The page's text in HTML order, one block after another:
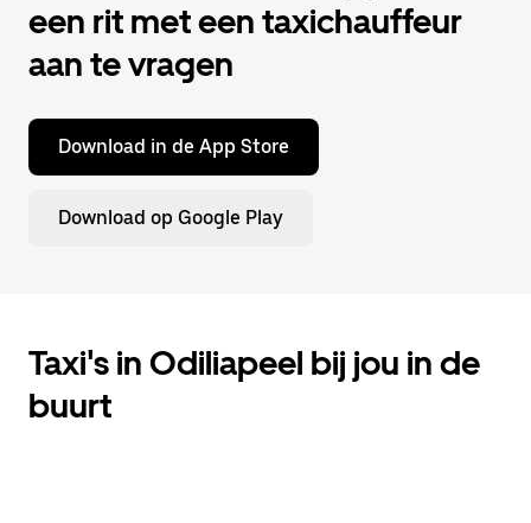
een rit met een taxichauffeur
aan te vragen
Download in de App Store
Download op Google Play
Taxi's in Odiliapeel bij jou in de
buurt